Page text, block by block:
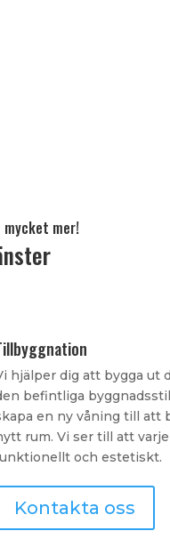
mycket mer!
tjänst för
och förbättra
lokaler. Vi
från idé till
Kontakta oss